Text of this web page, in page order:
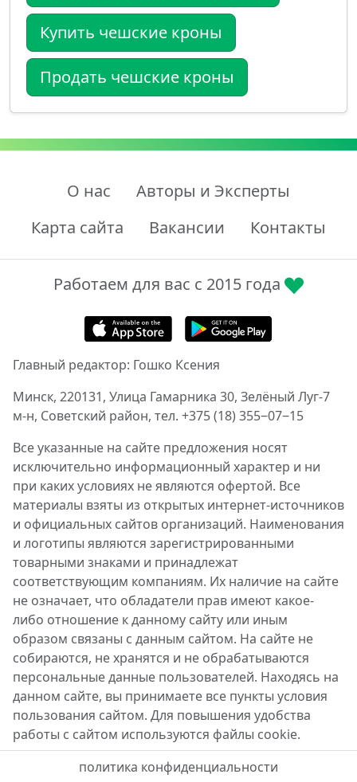
Купить чешские кроны
Продать чешские кроны
О нас
Авторы и Эксперты
Карта сайта
Вакансии Контакты
Работаем для вас с 2015 года
Главный редактор: Гошко Ксения
Минск, 220131, Улица Гамарника 30, Зелёный Луг-7
м-н, Советский район, тел. +375 (18) 355‒07‒15
Все указанные на сайте предложения носят
исключительно информационный характер и ни
при каких условиях не являются офертой. Все
материалы взяты из открытых интернет-источников
и официальных сайтов организаций. Наименования
и логотипы являются зарегистрированными
товарными знаками и принадлежат
соответствующим компаниям. Их наличие на сайте
не означает, что обладатели прав имеют какое-
либо отношение к данному сайту или иным
образом связаны с данным сайтом. На сайте не
собираются, не хранятся и не обрабатываются
персональные данные пользователей. Находясь на
данном сайте, вы принимаете все пункты условия
пользования сайтом. Для повышения удобства
работы с сайтом используются файлы cookie.
политика конфиденциальности